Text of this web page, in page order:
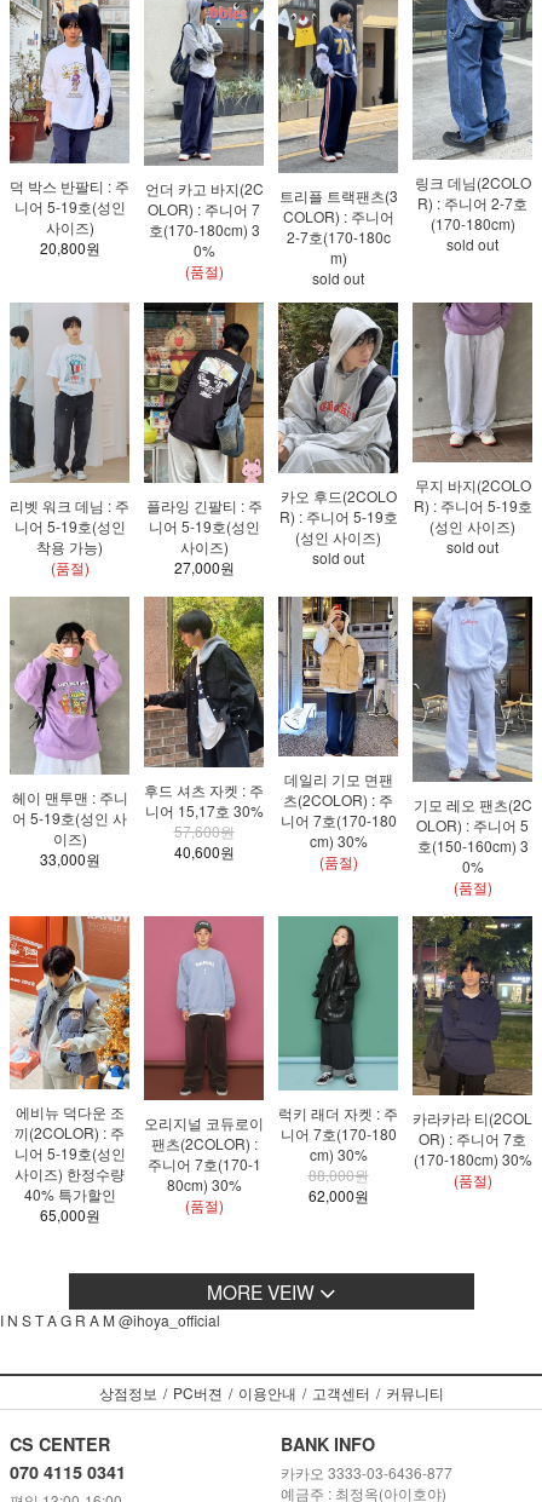
덕 박스 반팔티 : 주
니어 5-19호(성인
사이즈)
20,800원
언더 카고 바지(2C
OLOR) : 주니어 7
호(170-180cm) 3
0%
(품절)
트리플 트랙팬츠(3
COLOR) : 주니어
2-7호(170-180c
m)
sold out
링크 데님(2COLO
R) : 주니어 2-7호
(170-180cm)
sold out
리벳 워크 데님 : 주
니어 5-19호(성인
착용 가능)
(품절)
플라잉 긴팔티 : 주
니어 5-19호(성인
사이즈)
27,000원
카오 후드(2COLO
R) : 주니어 5-19호
(성인 사이즈)
sold out
무지 바지(2COLO
R) : 주니어 5-19호
(성인 사이즈)
sold out
헤이 맨투맨 : 주니
어 5-19호(성인 사
이즈)
33,000원
후드 셔츠 자켓 : 주
니어 15,17호 30%
57,600원
40,600원
데일리 기모 면팬
츠(2COLOR) : 주
니어 7호(170-180
cm) 30%
(품절)
기모 레오 팬츠(2C
OLOR) : 주니어 5
호(150-160cm) 3
0%
(품절)
에비뉴 덕다운 조
끼(2COLOR) : 주
니어 5-19호(성인
사이즈) 한정수량
40% 특가할인
65,000원
오리지널 코듀로이
팬츠(2COLOR) :
주니어 7호(170-1
80cm) 30%
(품절)
럭키 래더 자켓 : 주
니어 7호(170-180
cm) 30%
88,000원
62,000원
카라카라 티(2COL
OR) : 주니어 7호
(170-180cm) 30%
(품절)
MORE VEIW
I N S T A G R A M @ihoya_official
상점정보 / PC버젼 / 이용안내 / 고객센터 / 커뮤니티
CS CENTER
070 4115 0341
BANK INFO
카카오 3333-03-6436-877
예금주 : 최정옥(아이호야)